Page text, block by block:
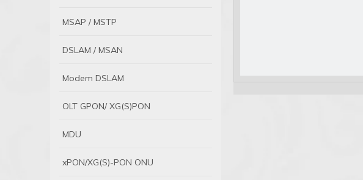
MSAP / MSTP
DSLAM / MSAN
Modem DSLAM
OLT GPON/ XG(S)PON
MDU
xPON/XG(S)-PON ONU